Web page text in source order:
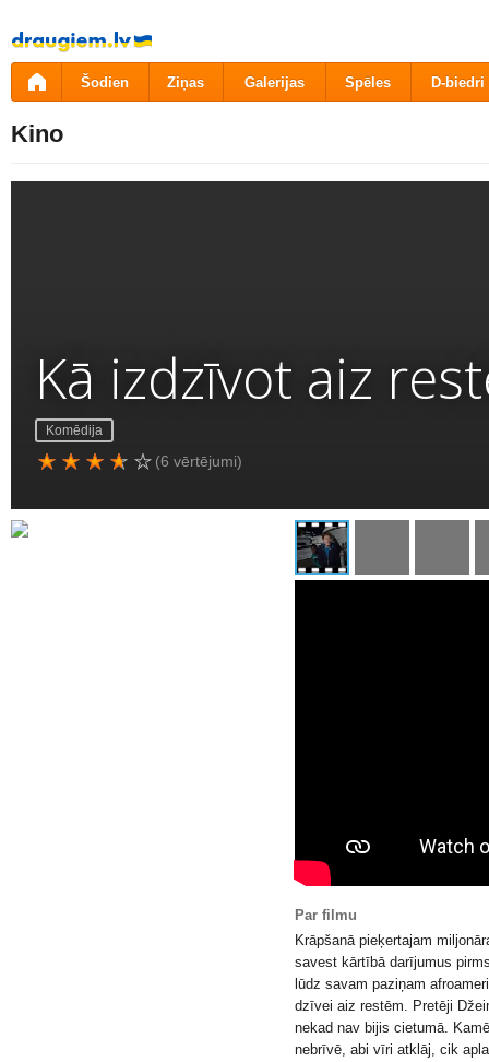
Pāriet
uz
saturu
Šodien Ziņas Galerijas Spēles D-biedri
Kino
Kā izdzīvot aiz
Komēdija
(6 vērtējumi)
Par filmu
Krāpšanā pieķertajam
savest kārtībā darījumus
lūdz savam paziņam
dzīvei aiz restēm. Pretēji
nekad nav bijis cietumā.
nebrīvē, abi vīri atklāj, cik